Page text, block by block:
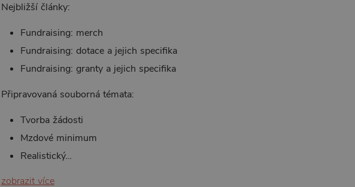
Nejbližší články:
Fundraising: merch
Fundraising: dotace a jejich specifika
Fundraising: granty a jejich specifika
Připravovaná souborná témata:
Tvorba žádosti
Mzdové minimum
Realistický…
zobrazit více